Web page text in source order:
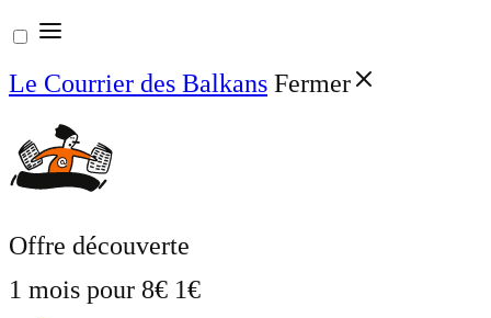
Aller
au
contenu
Le Courrier des Balkans Fermer
Offre découverte
1 mois pour 8€ 1€